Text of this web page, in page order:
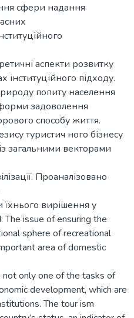
сфери надання
аспекти розвитку
інституційного підходу.
попиту населення
задоволення
способу життя.
туристич ного бізнесу
загальними векторами
Проаналізовано
їхнього вирішення у
The issue of ensuring the
sphere of recreational
area of domestic
only one of the tasks of
development, which are
The tour ism